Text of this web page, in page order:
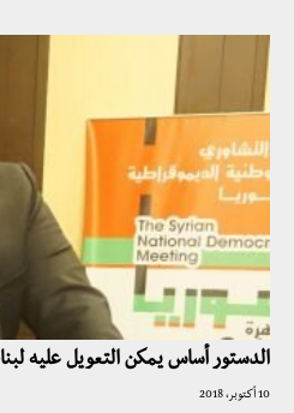
الدستور أساس يمكن التعويل عليه
10 أكتوبر، 2018